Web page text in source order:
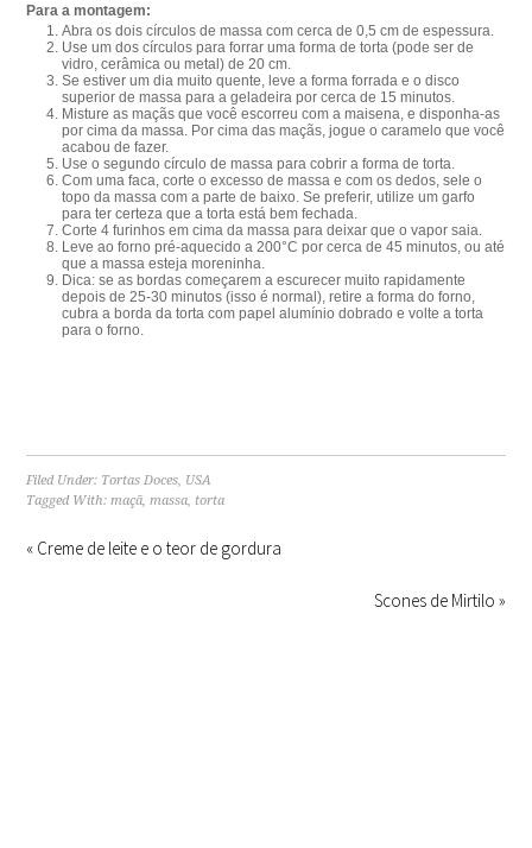
Para a montagem:
Abra os dois círculos de massa com cerca de 0,5 cm de espessura.
Use um dos círculos para forrar uma forma de torta (pode ser de
vidro, cerâmica ou metal) de 20 cm.
Se estiver um dia muito quente, leve a forma forrada e o disco
superior de massa para a geladeira por cerca de 15 minutos.
Misture as maçãs que você escorreu com a maisena, e disponha-as
por cima da massa. Por cima das maçãs, jogue o caramelo que você
acabou de fazer.
Use o segundo círculo de massa para cobrir a forma de torta.
Com uma faca, corte o excesso de massa e com os dedos, sele o
topo da massa com a parte de baixo. Se preferir, utilize um garfo
para ter certeza que a torta está bem fechada.
Corte 4 furinhos em cima da massa para deixar que o vapor saia.
Leve ao forno pré-aquecido a 200°C por cerca de 45 minutos, ou até
que a massa esteja moreninha.
Dica: se as bordas começarem a escurecer muito rapidamente
depois de 25-30 minutos (isso é normal), retire a forma do forno,
cubra a borda da torta com papel alumínio dobrado e volte a torta
para o forno.
Filed Under: Tortas Doces, USA
Tagged With:maçã,massa, torta
« Creme de leite e o teor de gordura
Scones de Mirtilo »